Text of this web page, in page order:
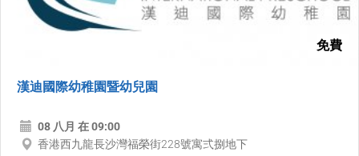
免費
漢迪國際幼稚園暨幼兒園
08 八月 在 09:00
香港西九龍長沙灣福榮街228號寓弍捌地下